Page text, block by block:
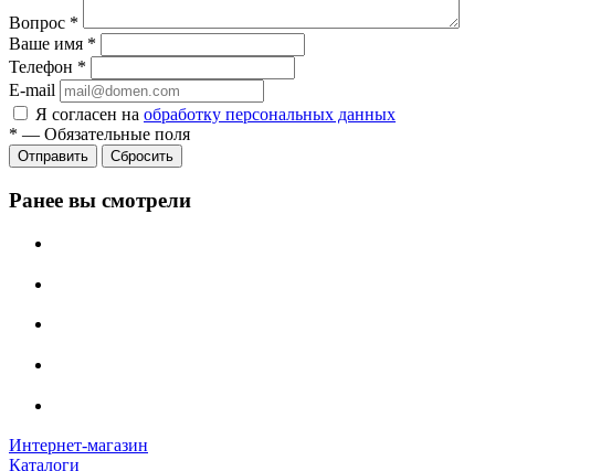
Вопрос *
Ваше имя *
Телефон *
E-mail
Я согласен на обработку персональных данных
* — Обязательные поля
Сбросить
Ранее вы смотрели
Интернет-магазин
Каталоги